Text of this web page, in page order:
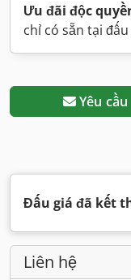
Ưu đãi độc
chỉ có sẵn tại đấu
Yêu cầu
Đấu giá đã kết
Liên hệ